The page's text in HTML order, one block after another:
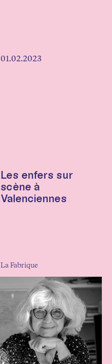
01.02.2023
Les enfers sur
scène à
Valenciennes
La Fabrique